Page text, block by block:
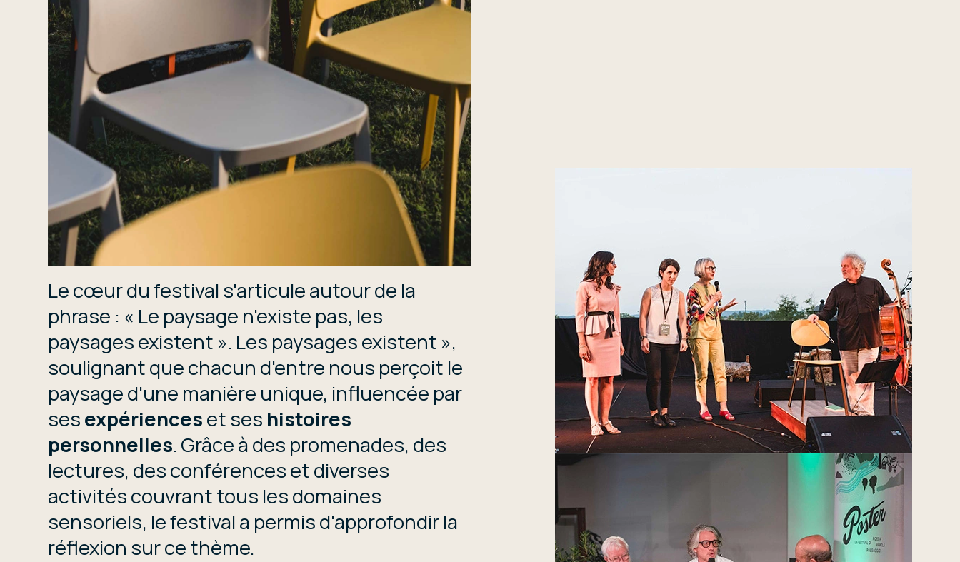
Le cœur du festival s'articule autour de la
phrase : « Le paysage n'existe pas, les
paysages existent ». Les paysages existent »,
soulignant que chacun d'entre nous perçoit le
paysage d'une manière unique, influencée par
sesexpérienceset ses histoires
personnelles. Grâce à des promenades, des
lectures, des conférences et diverses
activités couvrant tous les domaines
sensoriels, le festival a permis d'approfondir la
réflexion sur ce thème.